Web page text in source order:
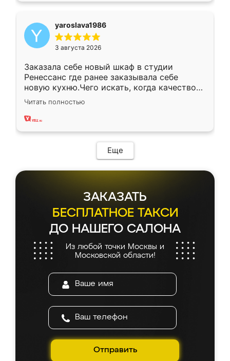
yaroslava1986
3 августа 2026
Заказала себе новый шкаф в студии
Ренессанс где ранее заказывала себе
новую кухню.Чего искать, когда качеством
вполне довольна. Служит кухня уже почти
два года, нареканий нет.
Читать полностью
Еще
ЗАКАЗАТЬ
БЕСПЛАТНОЕ ТАКСИ
ДО НАШЕГО САЛОНА
Из любой точки Москвы и
Московской области!
Отправить